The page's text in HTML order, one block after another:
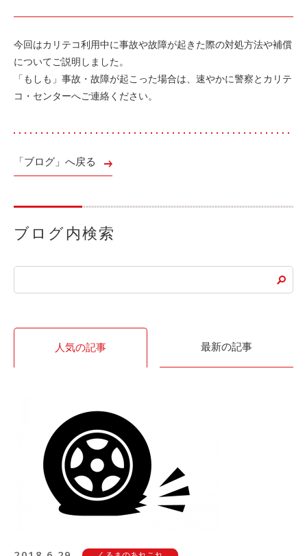
今回はカリテコ利用中に事故や故障が起きた際の対処方法や補償
についてご説明しました。
「もしも」事故・故障が起こった場合は、速やかに警察とカリテ
コ・センターへご連絡ください。
「ブログ」へ戻る
ブログ内検索
人気の記事 最新の記事